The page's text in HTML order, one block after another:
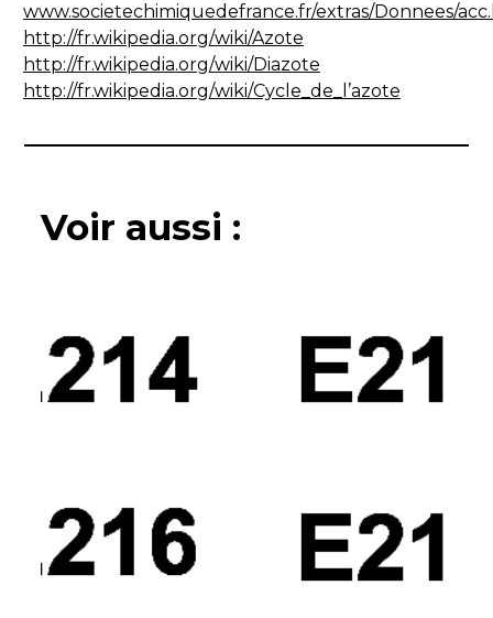
www.societechimiquedefrance.fr/extras/Donnees/
http://fr.wikipedia.org/wiki/Azote
http://fr.wikipedia.org/wiki/Diazote
http://fr.wikipedia.org/wiki/Cycle_de_l’azote
Voir aussi :